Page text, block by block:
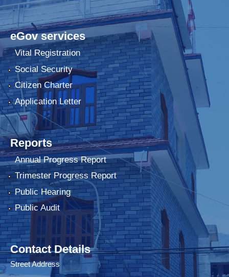
eGov services
Vital Registration
Social Security
Citizen Charter
Application Letter
Reports
Annual Progress Report
Trimester Progress Report
Public Hearing
Public Audit
Contact Details
Street Address